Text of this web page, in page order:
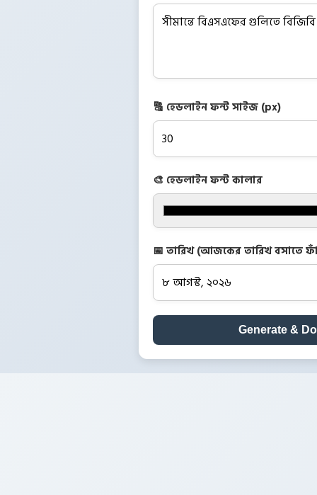
🔠 হেডলাইন ফন্ট সাইজ (px)
🎨 হেডলাইন ফন্ট কালার
📅 তারিখ (আজকের তারিখ বসাতে
Generate &